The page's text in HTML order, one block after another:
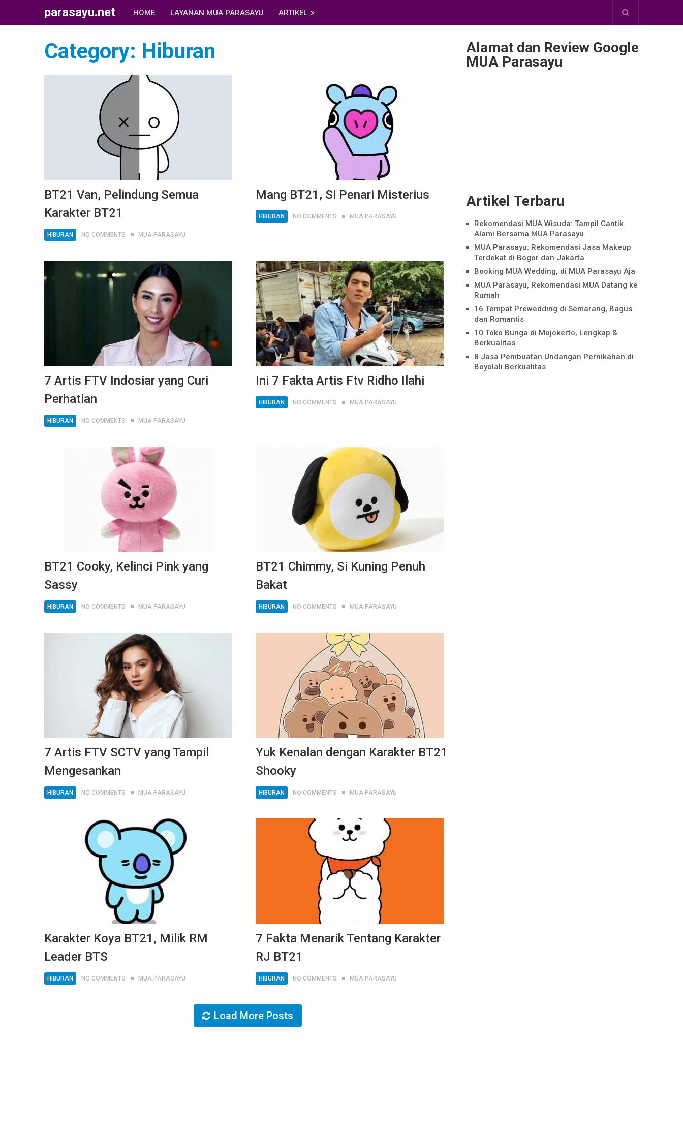
parasayu.net HOME LAYANAN MUA PARASAYU ARTIKEL
Category: Hiburan
BT21 Van, Pelindung Semua
Karakter BT21
HIBURAN NO COMMENTS MUA PARASAYU
Mang BT21, Si Penari Misterius
HIBURAN NO COMMENTS MUA PARASAYU
7 Artis FTV Indosiar yang Curi
Perhatian
HIBURAN NO COMMENTS MUA PARASAYU
Ini 7 Fakta Artis Ftv Ridho Ilahi
HIBURAN NO COMMENTS MUA PARASAYU
BT21 Cooky, Kelinci Pink yang
Sassy
HIBURAN NO COMMENTS MUA PARASAYU
BT21 Chimmy, Si Kuning Penuh
Bakat
HIBURAN NO COMMENTS MUA PARASAYU
7 Artis FTV SCTV yang Tampil
Mengesankan
HIBURAN NO COMMENTS MUA PARASAYU
Yuk Kenalan dengan Karakter BT21
Shooky
HIBURAN NO COMMENTS MUA PARASAYU
Karakter Koya BT21, Milik RM
Leader BTS
HIBURAN NO COMMENTS MUA PARASAYU
7 Fakta Menarik Tentang Karakter
RJ BT21
HIBURAN NO COMMENTS MUA PARASAYU
Load More Posts
Alamat dan Review Google
MUA Parasayu
Artikel Terbaru
Rekomendasi MUA Wisuda: Tampil Cantik
Alami Bersama MUA Parasayu
MUA Parasayu: Rekomendasi Jasa Makeup
Terdekat di Bogor dan Jakarta
Booking MUA Wedding, di MUA Parasayu Aja
MUA Parasayu, Rekomendasi MUA Datang ke
Rumah
16 Tempat Prewedding di Semarang, Bagus
dan Romantis
10 Toko Bunga di Mojokerto, Lengkap &
Berkualitas
8 Jasa Pembuatan Undangan Pernikahan di
Boyolali Berkualitas